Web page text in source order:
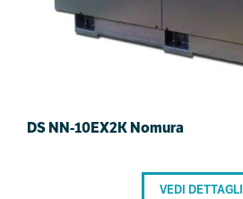
DS NN-10EX2K Nomura
VEDI DETTAGLI